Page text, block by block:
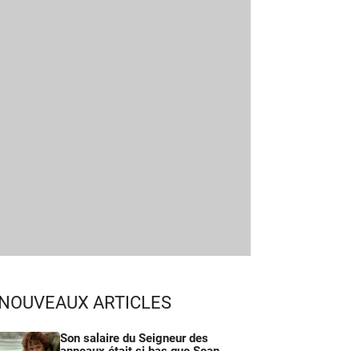
NOUVEAUX ARTICLES
Son salaire du Seigneur des